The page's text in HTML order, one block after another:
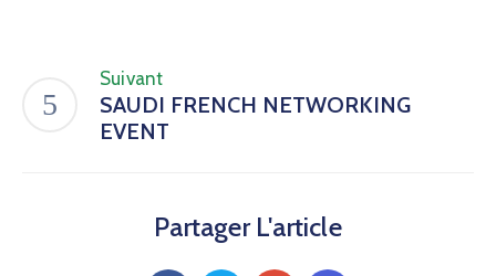
Suivant
SAUDI FRENCH NETWORKING
EVENT
Partager L'article